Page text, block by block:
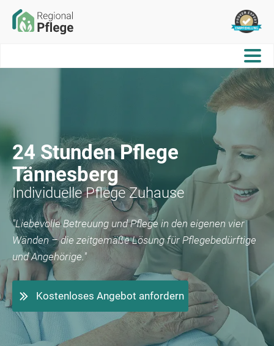
24 Stunden Pflege
Tännesberg
Individuelle Pflege Zuhause
"Liebevolle Betreuung und Pflege in den eigenen vier
Wänden – die zeitgemäße Lösung für Pflegebedürftige
und Angehörige."
Kostenloses Angebot anfordern